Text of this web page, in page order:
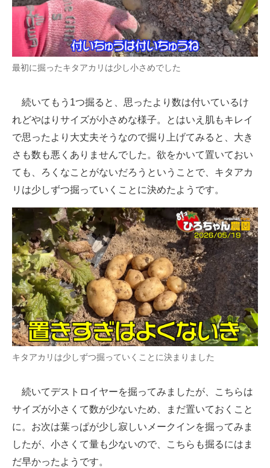
最初に掘ったキタアカリは少し小さめでした
続いてもう1つ掘ると、思ったより数は付いているけ
れどやはりサイズが小さめな様子。とはいえ肌もキレイ
で思ったより大丈夫そうなので掘り上げてみると、大き
さも数も悪くありませんでした。欲をかいて置いておい
ても、ろくなことがないだろうということで、キタアカ
リは少しずつ掘っていくことに決めたようです。
キタアカリは少しずつ掘っていくことに決まりました
続いてデストロイヤーを掘ってみましたが、こちらは
サイズが小さくて数が少ないため、まだ置いておくこと
に。お次は葉っぱが少し寂しいメークインを掘ってみま
したが、小さくて量も少ないので、こちらも掘るにはま
だ早かったようです。